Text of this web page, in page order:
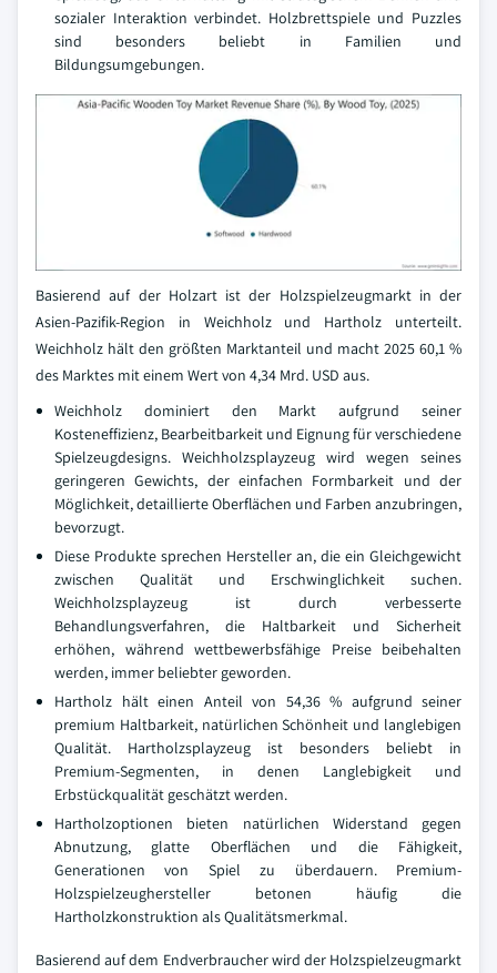
sozialer Interaktion verbindet. Holzbrettspiele und Puzzles
sind besonders beliebt in Familien und
Bildungsumgebungen.
Basierend auf der Holzart ist der Holzspielzeugmarkt in der
Asien-Pazifik-Region in Weichholz und Hartholz unterteilt.
Weichholz hält den größten Marktanteil und macht 2025 60,1 %
des Marktes mit einem Wert von 4,34 Mrd. USD aus.
Weichholz dominiert den Markt aufgrund seiner
Kosteneffizienz, Bearbeitbarkeit und Eignung für verschiedene
Spielzeugdesigns. Weichholzsplayzeug wird wegen seines
geringeren Gewichts, der einfachen Formbarkeit und der
Möglichkeit, detaillierte Oberflächen und Farben anzubringen,
bevorzugt.
Diese Produkte sprechen Hersteller an, die ein Gleichgewicht
zwischen Qualität und Erschwinglichkeit suchen.
Weichholzsplayzeug ist durch verbesserte
Behandlungsverfahren, die Haltbarkeit und Sicherheit
erhöhen, während wettbewerbsfähige Preise beibehalten
werden, immer beliebter geworden.
Hartholz hält einen Anteil von 54,36 % aufgrund seiner
premium Haltbarkeit, natürlichen Schönheit und langlebigen
Qualität. Hartholzsplayzeug ist besonders beliebt in
Premium-Segmenten, in denen Langlebigkeit und
Erbstückqualität geschätzt werden.
Hartholzoptionen bieten natürlichen Widerstand gegen
Abnutzung, glatte Oberflächen und die Fähigkeit,
Generationen von Spiel zu überdauern. Premium-
Holzspielzeughersteller betonen häufig die
Hartholzkonstruktion als Qualitätsmerkmal.
Basierend auf dem Endverbraucher wird der Holzspielzeugmarkt